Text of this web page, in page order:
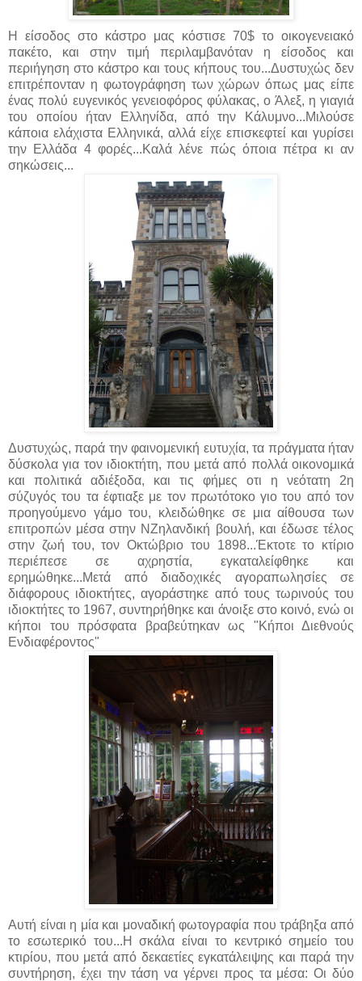
Η είσοδος στο κάστρο μας κόστισε 70$ το οικογενειακό
πακέτο, και στην τιμή περιλαμβανόταν η είσοδος και
περιήγηση στο κάστρο και τους κήπους του...Δυστυχώς δεν
επιτρέπονταν η φωτογράφηση των χώρων όπως μας είπε
ένας πολύ ευγενικός γενειοφόρος φύλακας, ο Άλεξ, η γιαγιά
του οποίου ήταν Ελληνίδα, από την Κάλυμνο...Μιλούσε
κάποια ελάχιστα Ελληνικά, αλλά είχε επισκεφτεί και γυρίσει
την Ελλάδα 4 φορές...Καλά λένε πώς όποια πέτρα κι αν
σηκώσεις...
Δυστυχώς, παρά την φαινομενική ευτυχία, τα πράγματα ήταν
δύσκολα για τον ιδιοκτήτη, που μετά από πολλά οικονομικά
και πολιτικά αδιέξοδα, και τις φήμες οτι η νεότατη 2η
σύζυγός του τα έφτιαξε με τον πρωτότοκο γιο του από τον
προηγούμενο γάμο του, κλειδώθηκε σε μια αίθουσα των
επιτροπών μέσα στην ΝΖηλανδική βουλή, και έδωσε τέλος
στην ζωή του, τον Οκτώβριο του 1898...Έκτοτε το κτίριο
περιέπεσε σε αχρηστία, εγκαταλείφθηκε και
ερημώθηκε...Μετά από διαδοχικές αγοραπωλησίες σε
διάφορους ιδιοκτήτες, αγοράστηκε από τους τωρινούς του
ιδιοκτήτες το 1967, συντηρήθηκε και άνοιξε στο κοινό, ενώ οι
κήποι του πρόσφατα βραβεύτηκαν ως "Κήποι Διεθνούς
Ενδιαφέροντος"
Αυτή είναι η μία και μοναδική φωτογραφία που τράβηξα από
το εσωτερικό του...Η σκάλα είναι το κεντρικό σημείο του
κτιρίου, που μετά από δεκαετίες εγκατάλειψης και παρά την
συντήρηση, έχει την τάση να γέρνει προς τα μέσα: Οι δύο